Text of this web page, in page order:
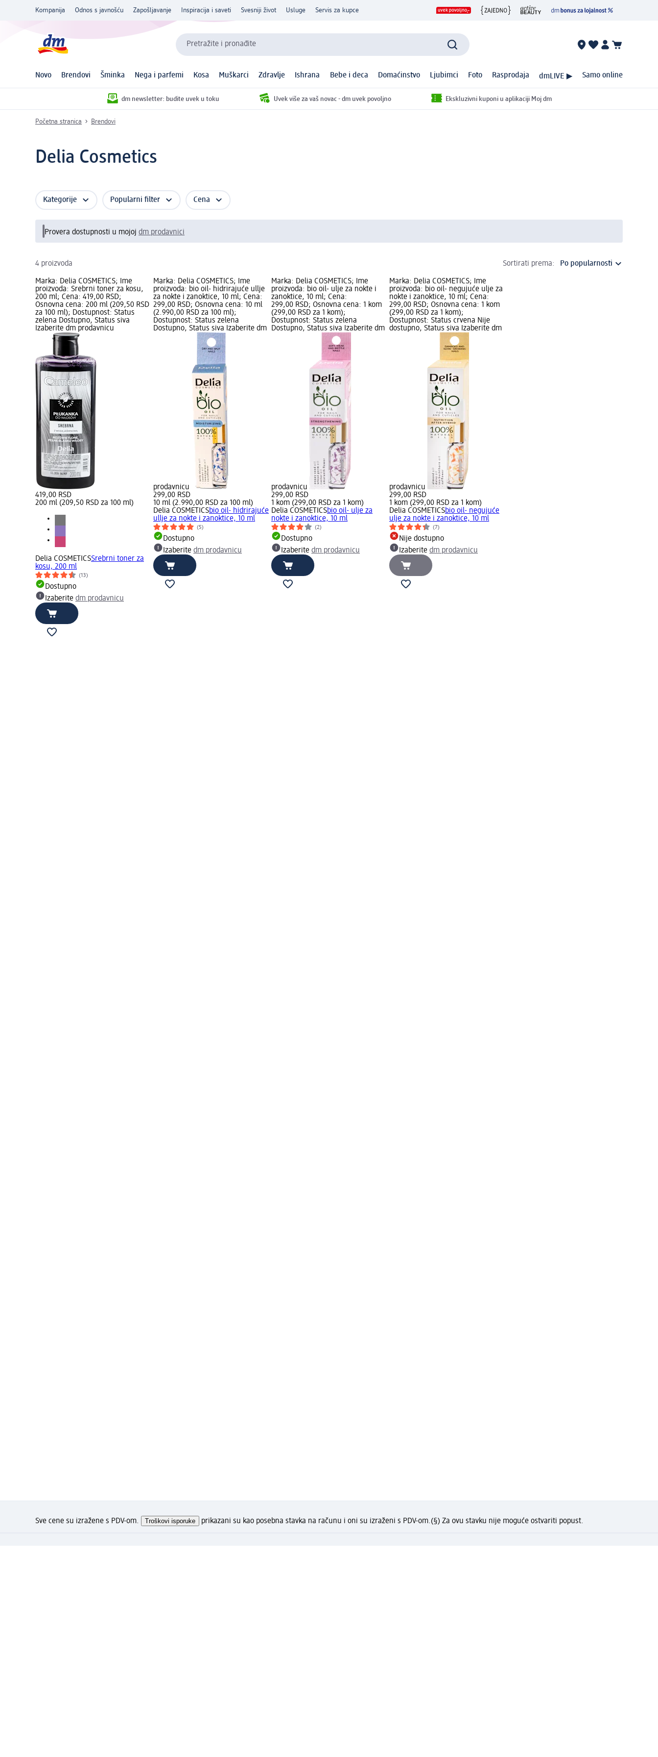
Kompanija Odnos s javnošću Zapošljavanje Inspiracija i saveti Svesniji život Usluge Servis za kupce
Pretražite i pronađite
Novo Brendovi Šminka Nega i parfemi Kosa Muškarci Zdravlje Ishrana Bebe i deca Domaćinstvo Ljubimci Foto Rasprodaja dmLIVE ▶ Samo online
dm newsletter: budite uvek u toku Uvek više za vaš novac - dm uvek povoljno Ekskluzivni kuponi u aplikaciji Moj dm
Početna stranica Brendovi
Delia Cosmetics
Kategorije Popularni filter Cena
Provera dostupnosti u mojoj dm prodavnici
4 proizvoda Sortirati prema:
Marka: Delia COSMETICS; Ime
proizvoda: Srebrni toner za kosu,
200 ml; Cena: 419,00 RSD;
Osnovna cena: 200 ml (209,50 RSD
za 100 ml); Dostupnost: Status
zelena Dostupno, Status siva
Izaberite dm prodavnicu
419,00 RSD
200 ml (209,50 RSD za 100 ml)
Delia COSMETICSSrebrni toner za
kosu, 200 ml
(13)
Dostupno
Izaberite dm prodavnicu
Marka: Delia COSMETICS; Ime
proizvoda: bio oil- hidrirajuće ullje
za nokte i zanoktice, 10 ml; Cena:
299,00 RSD; Osnovna cena: 10 ml
(2.990,00 RSD za 100 ml);
Dostupnost: Status zelena
Dostupno, Status siva Izaberite dm
prodavnicu
299,00 RSD
10 ml (2.990,00 RSD za 100 ml)
Delia COSMETICSbio oil- hidrirajuće
ullje za nokte i zanoktice, 10 ml
(5)
Dostupno
Izaberite dm prodavnicu
Marka: Delia COSMETICS; Ime
proizvoda: bio oil- ulje za nokte i
zanoktice, 10 ml; Cena:
299,00 RSD; Osnovna cena: 1 kom
(299,00 RSD za 1 kom);
Dostupnost: Status zelena
Dostupno, Status siva Izaberite dm
prodavnicu
299,00 RSD
1 kom (299,00 RSD za 1 kom)
Delia COSMETICSbio oil- ulje za
nokte i zanoktice, 10 ml
(2)
Dostupno
Izaberite dm prodavnicu
Marka: Delia COSMETICS; Ime
proizvoda: bio oil- negujuće ulje za
nokte i zanoktice, 10 ml; Cena:
299,00 RSD; Osnovna cena: 1 kom
(299,00 RSD za 1 kom);
Dostupnost: Status crvena Nije
dostupno, Status siva Izaberite dm
prodavnicu
299,00 RSD
1 kom (299,00 RSD za 1 kom)
Delia COSMETICSbio oil- negujuće
ulje za nokte i zanoktice, 10 ml
(7)
Nije dostupno
Izaberite dm prodavnicu
Sve cene su izražene s PDV-om. Troškovi isporuke prikazani su kao posebna stavka na računu i oni su izraženi s PDV-om.(§) Za ovu stavku nije moguće ostvariti popust.